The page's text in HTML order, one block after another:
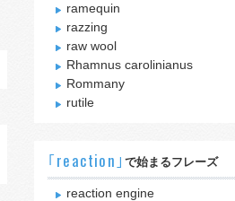
ramequin
razzing
raw wool
Rhamnus carolinianus
Rommany
rutile
｢reaction｣ で始まるフレーズ
reaction engine